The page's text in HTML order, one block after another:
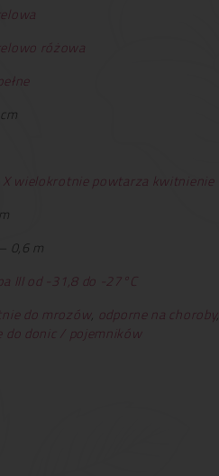
różowa
X wielokrotnie powtarza kwitnienie
0,6 m
III od -31,8 do -27°C
do mrozów, odporne na choroby,
do donic / pojemników